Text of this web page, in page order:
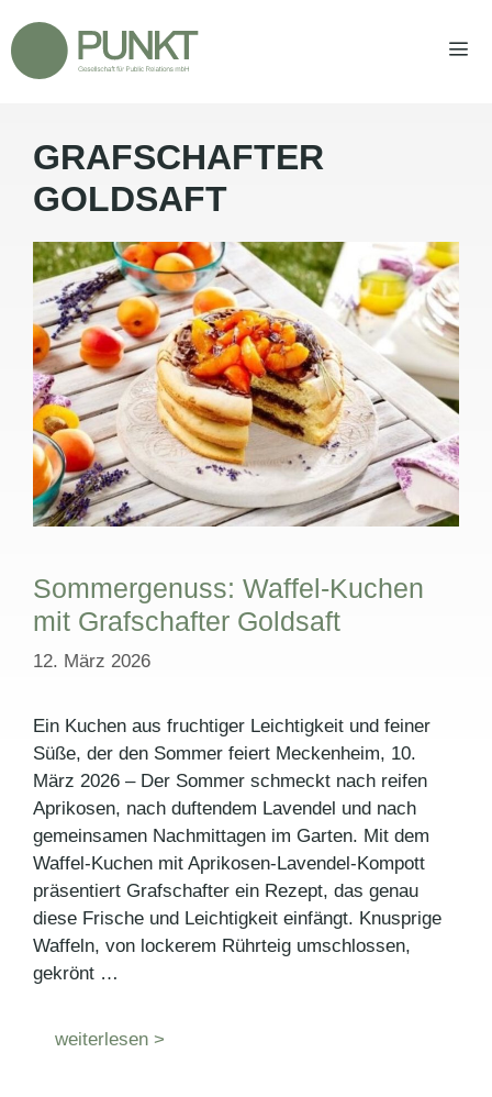
Inhalt
springen
GRAFSCHAFTER
GOLDSAFT
Sommergenuss: Waffel-Kuchen
mit Grafschafter Goldsaft
12. März 2026
Ein Kuchen aus fruchtiger Leichtigkeit und feiner
Süße, der den Sommer feiert Meckenheim, 10.
März 2026 – Der Sommer schmeckt nach reifen
Aprikosen, nach duftendem Lavendel und nach
gemeinsamen Nachmittagen im Garten. Mit dem
Waffel-Kuchen mit Aprikosen-Lavendel-Kompott
präsentiert Grafschafter ein Rezept, das genau
diese Frische und Leichtigkeit einfängt. Knusprige
Waffeln, von lockerem Rührteig umschlossen,
gekrönt …
weiterlesen >